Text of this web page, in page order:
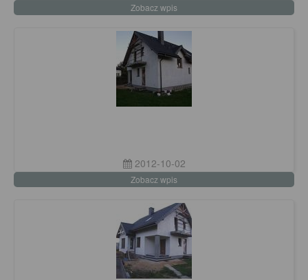
Zobacz wpis
2012-10-02
Zobacz wpis